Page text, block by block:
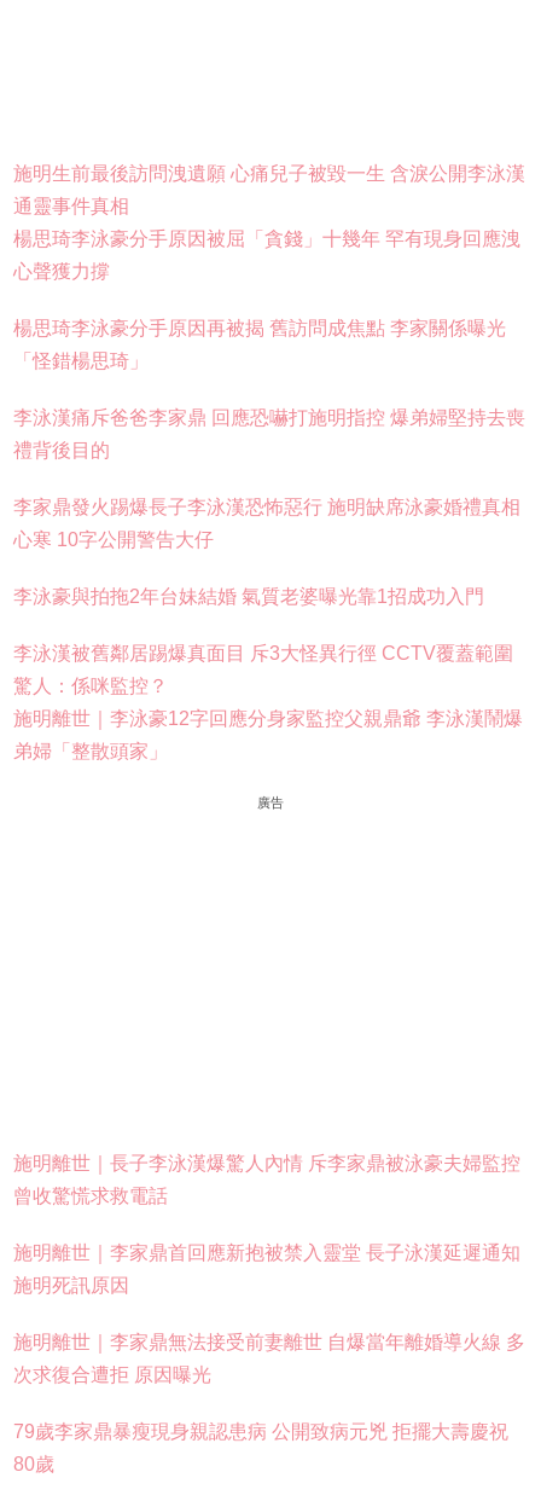
施明生前最後訪問洩遺願 心痛兒子被毀一生 含淚公開李泳漢
通靈事件真相
楊思琦李泳豪分手原因被屈「貪錢」十幾年 罕有現身回應洩
心聲獲力撐
楊思琦李泳豪分手原因再被揭 舊訪問成焦點 李家關係曝光
「怪錯楊思琦」
李泳漢痛斥爸爸李家鼎 回應恐嚇打施明指控 爆弟婦堅持去喪
禮背後目的
李家鼎發火踢爆長子李泳漢恐怖惡行 施明缺席泳豪婚禮真相
心寒 10字公開警告大仔
李泳豪與拍拖2年台妹結婚 氣質老婆曝光靠1招成功入門
李泳漢被舊鄰居踢爆真面目 斥3大怪異行徑 CCTV覆蓋範圍
驚人：係咪監控？
施明離世｜李泳豪12字回應分身家監控父親鼎爺 李泳漢鬧爆
弟婦「整散頭家」
廣告
施明離世｜長子李泳漢爆驚人內情 斥李家鼎被泳豪夫婦監控
曾收驚慌求救電話
施明離世｜李家鼎首回應新抱被禁入靈堂 長子泳漢延遲通知
施明死訊原因
施明離世｜李家鼎無法接受前妻離世 自爆當年離婚導火線 多
次求復合遭拒 原因曝光
79歲李家鼎暴瘦現身親認患病 公開致病元兇 拒擺大壽慶祝
80歲